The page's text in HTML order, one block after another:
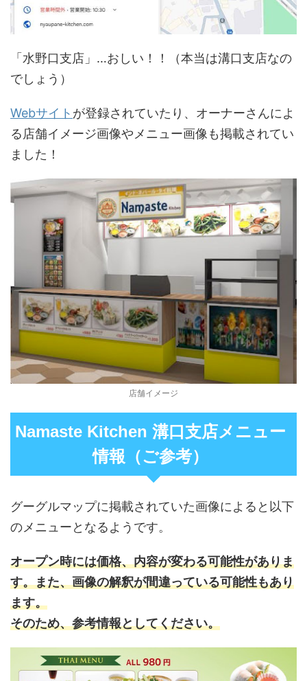
「水野口支店」…おしい！！（本当は溝口支店なの
でしょう）
Webサイト が登録されていたり、オーナーさんによ
る店舗イメージ画像やメニュー画像も掲載されてい
ました！
店舗イメージ
Namaste Kitchen 溝口支店メニュー
情報（ご参考）
グーグルマップに掲載されていた画像によると以下
のメニューとなるようです。
オープン時には価格、内容が変わる可能性がありま
す。また、画像の解釈が間違っている可能性もあり
ます。
そのため、参考情報としてください。